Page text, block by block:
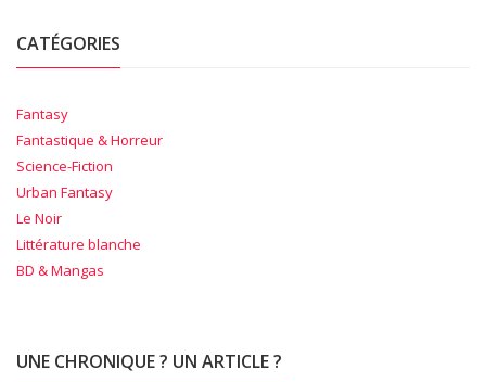
CATÉGORIES
Fantasy
Fantastique & Horreur
Science-Fiction
Urban Fantasy
Le Noir
Littérature blanche
BD & Mangas
UNE CHRONIQUE ? UN ARTICLE ?